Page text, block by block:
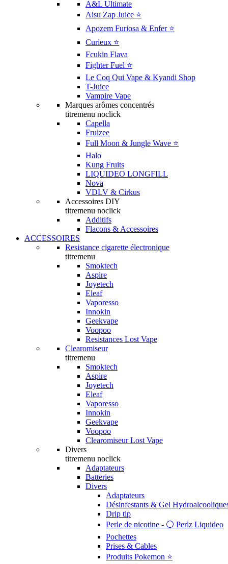
A&L Ultimate
Aisu Zap Juice ⭐️
Apozem Furiosa & Enfer ⭐️
Curieux ⭐️
Fcukin Flava
Fighter Fuel ⭐️
Le Coq Qui Vape & Kyandi Shop
T-Juice
Vampire Vape
Marques arômes concentrés
titremenu noclick
Capella
Fruizee
Full Moon & Jungle Wave ⭐️
Halo
Kung Fruits
LIQUIDEO LONGFILL
Nova
VDLV & Cirkus
Accessoires DIY
titremenu noclick
Additifs
Flacons & Accessoires
ACCESSOIRES
Resistance cigarette électronique
titremenu
Smoktech
Aspire
Joyetech
Eleaf
Vaporesso
Innokin
Geekvape
Voopoo
Resistances Lost Vape
Clearomiseur
titremenu
Smoktech
Aspire
Joyetech
Eleaf
Vaporesso
Innokin
Geekvape
Voopoo
Clearomiseur Lost Vape
Divers
titremenu noclick
Adaptateurs
Batteries
Divers
Adaptateurs
Désinfestants & Gel
Drip tip
Perle de nicotine - ⚪️ Perlz Liquideo
Pochettes
Prises & Cables
Produits Pokemon ⭐️